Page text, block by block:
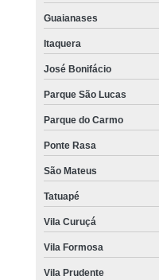
Guaianases
Itaquera
José Bonifácio
Parque São Lucas
Parque do Carmo
Ponte Rasa
São Mateus
Tatuapé
Vila Curuçá
Vila Formosa
Vila Prudente